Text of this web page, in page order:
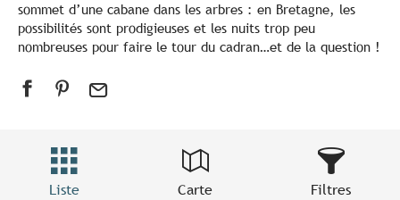
sommet d’une cabane dans les arbres : en Bretagne, les
possibilités sont prodigieuses et les nuits trop peu
nombreuses pour faire le tour du cadran…et de la question !
Liste Carte Filtres